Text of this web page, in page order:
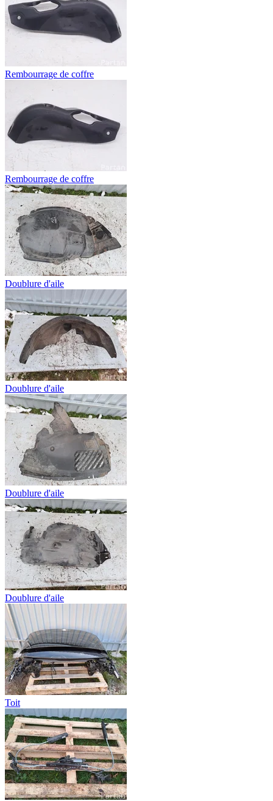
Rembourrage de coffre
Rembourrage de coffre
Doublure d'aile
Doublure d'aile
Doublure d'aile
Doublure d'aile
Toit